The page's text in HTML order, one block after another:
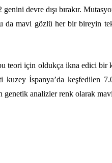
devre dışı bırakır.
da mavi gözlü her bir bireyin
teori için oldukça ikna edici bir
İspanya’da keşfedilen
analizler renk olarak